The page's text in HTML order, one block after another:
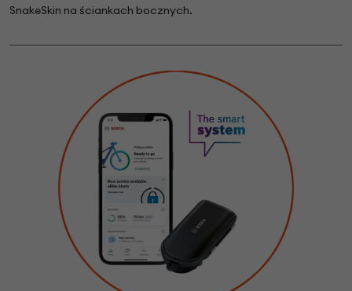
SnakeSkin na ściankach bocznych.